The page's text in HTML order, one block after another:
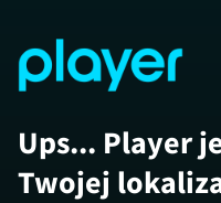
Ups... Player
Twojej